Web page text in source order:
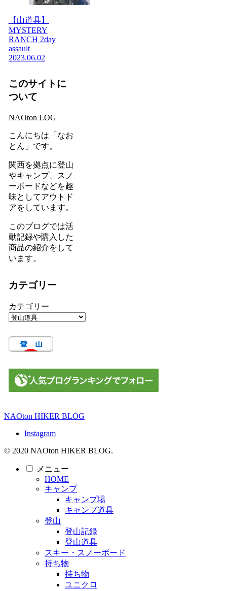
【山道具】
MYSTERY
RANCH 2day
assault
2023.06.02
このサイトに
ついて
NAOton LOG
こんにちは「なお
とん」です。
関西を拠点に登山
やキャンプ、スノ
ーボードなどを趣
味としてアウトド
アをしています。
このブログでは活
動記録や購入した
商品の紹介をして
います。
カテゴリー
カテゴリー
NAOton HIKER BLOG
Instagram
© 2020 NAOton HIKER BLOG.
メニュー
HOME
キャンプ
キャンプ場
キャンプ道具
登山
登山記録
登山道具
スキー・スノーボード
持ち物
持ち物
ユニクロ